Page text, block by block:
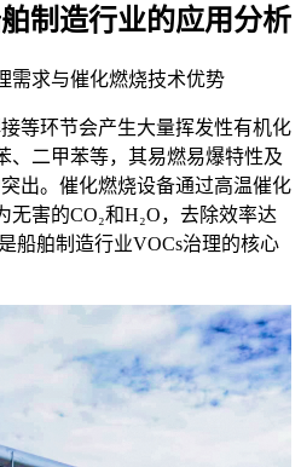
制造行业的应用分析
需求与催化燃烧技术优势
等环节会产生大量挥发性有机化
、二甲苯等，其易燃易爆特性及
出。催化燃烧设备通过高温催化
害的CO₂和H₂O，去除效率达
船舶制造行业VOCs治理的核心